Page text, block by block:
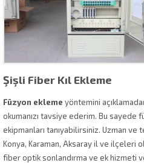
Şişli Fiber Kıl Ekleme
Füzyon ekleme yöntemini
okumanızı tavsiye ederim. Bu sayede
ekipmanları tanıyabilirsiniz. Uzman
Konya, Karaman, Aksaray il ve ilçeleri
fiber optik sonlandırma ve ek hizmeti